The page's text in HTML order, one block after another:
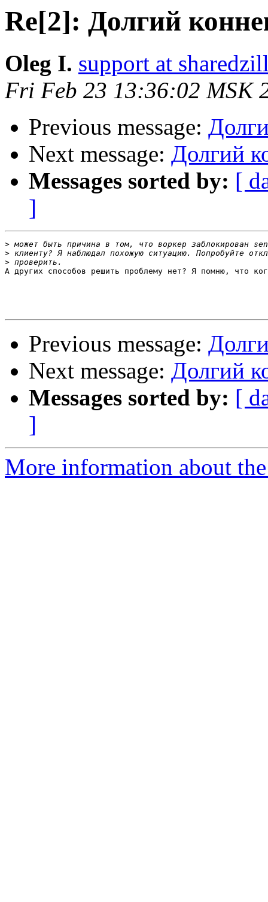
Re[2]: Долгий
Oleg I. support at
Fri Feb 23 13:36:02 MSK
Previous message:
Next message: Долгий
Messages sorted by: [
]
>
>
>
А других способов решить проблему нет? Я помню, что
Previous message:
Next message: Долгий
Messages sorted by: [
]
More information about